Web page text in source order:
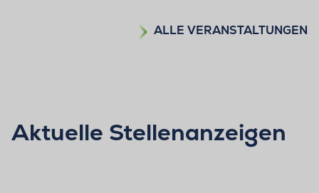
ALLE VERANSTALTUNGEN
Aktuelle Stellenanzeigen